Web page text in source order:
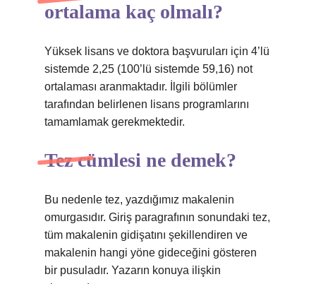
ortalama kaç olmalı?
Yüksek lisans ve doktora başvuruları için 4’lü
sistemde 2,25 (100’lü sistemde 59,16) not
ortalaması aranmaktadır. İlgili bölümler
tarafından belirlenen lisans programlarını
tamamlamak gerekmektedir.
Tez cümlesi ne demek?
Bu nedenle tez, yazdığımız makalenin
omurgasıdır. Giriş paragrafının sonundaki tez,
tüm makalenin gidişatını şekillendiren ve
makalenin hangi yöne gideceğini gösteren
bir pusuladır. Yazarın konuya ilişkin